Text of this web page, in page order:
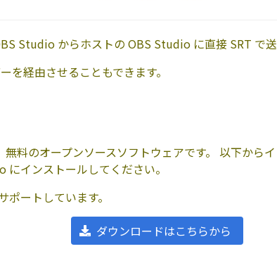
Studio からホストの OBS Studio に直接 SRT で送
を経由させることもできます。
無料のオープンソースソフトウェアです。 以下から
インストールしてください。
ートしています。
ダウンロードはこちらから